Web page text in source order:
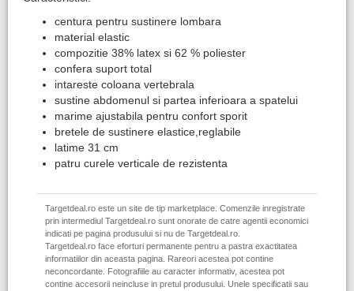
centura pentru sustinere lombara
material elastic
compozitie 38% latex si 62 % poliester
confera suport total
intareste coloana vertebrala
sustine abdomenul si partea inferioara a spatelui
marime ajustabila pentru confort sporit
bretele de sustinere elastice,reglabile
latime 31 cm
patru curele verticale de rezistenta
Targetdeal.ro este un site de tip marketplace. Comenzile inregistrate
prin intermediul Targetdeal.ro sunt onorate de catre agentii economici
indicati pe pagina produsului si nu de Targetdeal.ro.
Targetdeal.ro face eforturi permanente pentru a pastra exactitatea
informatiilor din aceasta pagina. Rareori acestea pot contine
neconcordante. Fotografiile au caracter informativ, acestea pot
contine accesorii neincluse in pretul produsului. Unele specificatii sau